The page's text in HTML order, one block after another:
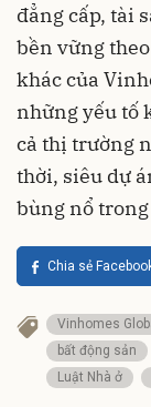
đẳng cấp, tài
bền vững
khác của
những yếu tố
cả thị trường
thời, siêu dự
bùng nổ
Chia sẻ
Vinhomes
bất động sản
Luật Nhà ở